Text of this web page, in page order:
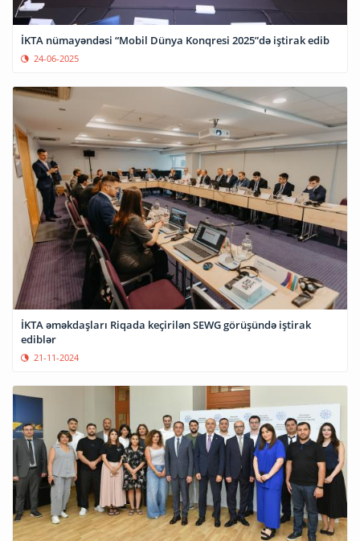
İKTA nümayəndəsi “Mobil Dünya Konqresi 2025”də iştirak edib
24-06-2025
İKTA əməkdaşları Riqada keçirilən SEWG görüşündə iştirak
ediblər
21-11-2024